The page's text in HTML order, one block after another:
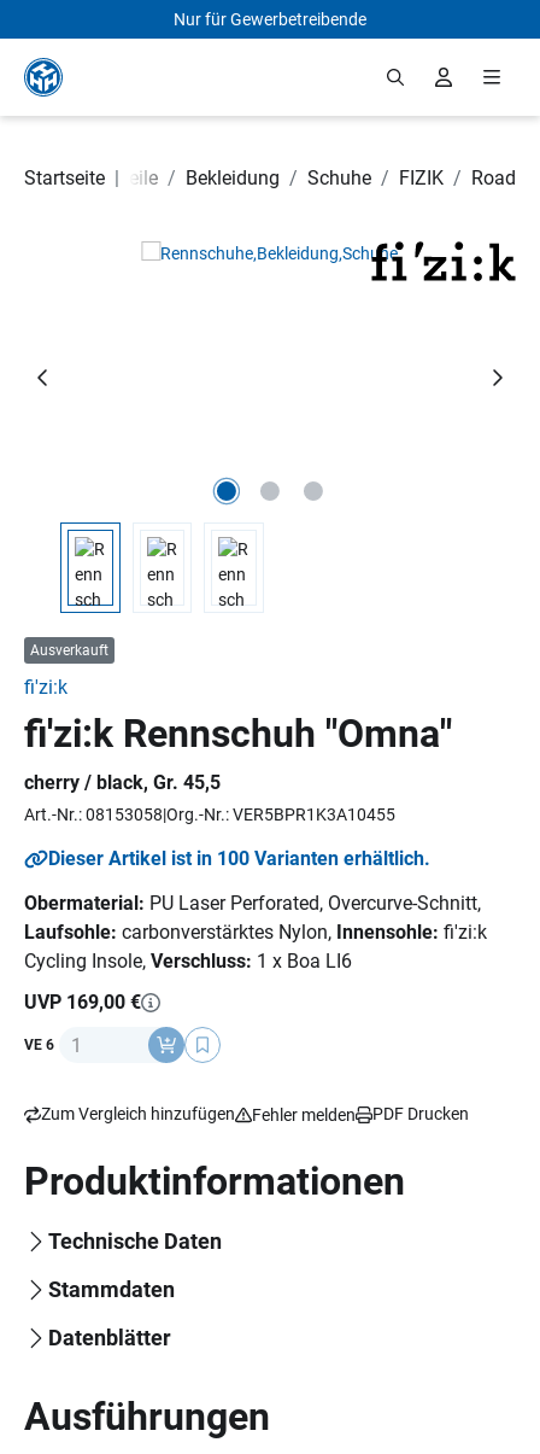
Zum Hauptinhalt springen
Nur für Gewerbetreibende
Startseite |
Fahrradteile / Bekleidung / Schuhe / FIZIK / Road
Bildergalerie überspringen
Ausverkauft
fi'zi:k
fi'zi:k Rennschuh "Omna"
cherry / black, Gr. 45,5
Art.-Nr.: 08153058 Org.-Nr.: VER5BPR1K3A10455
Dieser Artikel ist in 100 Varianten erhältlich.
Obermaterial: PU Laser Perforated, Overcurve-Schnitt,
Laufsohle: carbonverstärktes Nylon, Innensohle: fi'zi:k
Cycling Insole, Verschluss: 1 x Boa LI6
UVP 169,00 €
VE 6 Anzahl
Zum Vergleich hinzufügen Fehler melden PDF Drucken
Produktinformationen
Technische Daten
Stammdaten
Datenblätter
Ausführungen